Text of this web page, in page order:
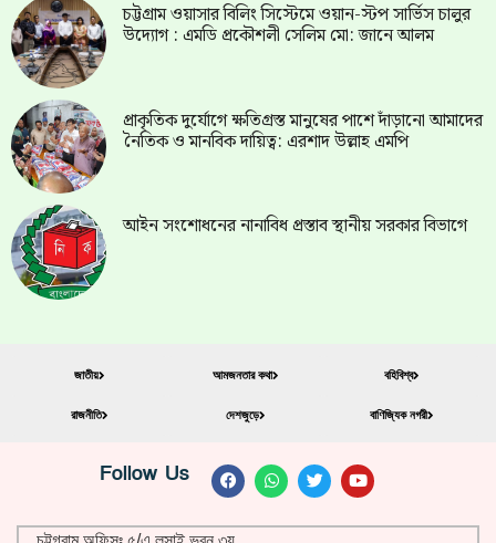
চট্টগ্রাম ওয়াসার বিলিং সিস্টেমে ওয়ান-স্টপ সার্ভিস চালুর
উদ্যোগ : এমডি প্রকৌশলী সেলিম মো: জানে আলম
প্রাকৃতিক দুর্যোগে ক্ষতিগ্রস্ত মানুষের পাশে দাঁড়ানো আমাদের
নৈতিক ও মানবিক দায়িত্ব: এরশাদ উল্লাহ এমপি
আইন সংশোধনের নানাবিধ প্রস্তাব স্থানীয় সরকার বিভাগে
জাতীয়
রাজনীতি
আমজনতার কথা
দেশজুড়ে
বহিবিশ্ব
বাণিজ্যিক নগরী
Follow Us